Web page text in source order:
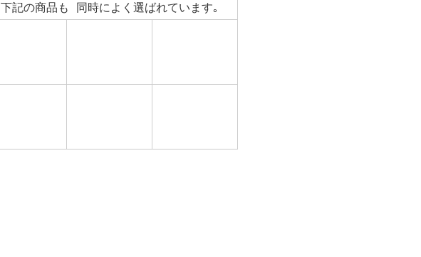
下記の商品も 同時によく選ばれています｡